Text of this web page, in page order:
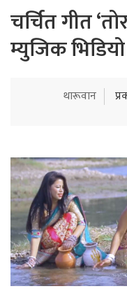
चर्चित गीत
म्युजिक भिडियो
थारूवान